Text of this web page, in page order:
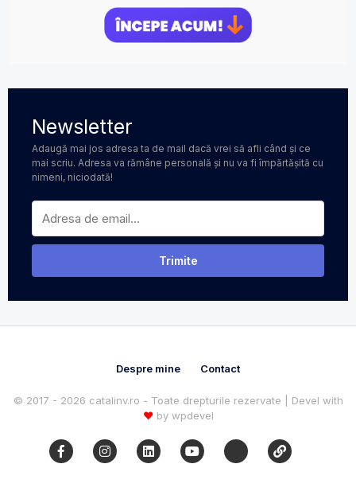
Newsletter
Adaugă mai jos adresa ta de mail dacă vrei să afli când și ce
mai scriu. Adresa va rămâne personală și nu va fi împărtășită cu
nimeni, niciodată!
Despre mine Contact
© 2017 - 2026 catalinv.ro - Toate drepturile rezervate | Devel with
♥by wpdevel